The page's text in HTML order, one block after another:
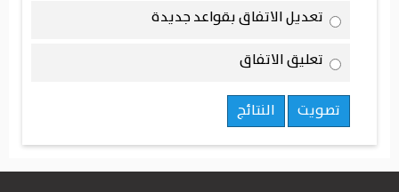
تعديل الاتفاق بقواعد جديدة
تعليق الاتفاق
تصويت النتائج